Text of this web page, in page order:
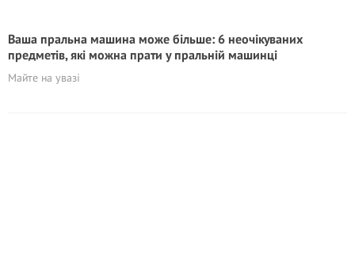
Ваша пральна машина може більше: 6 неочікуваних
предметів, які можна прати у пральній машинці
Майте на увазі